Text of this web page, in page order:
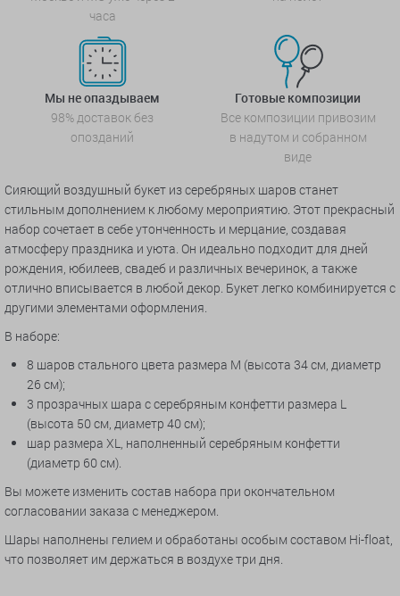
часа
Мы не опаздываем
98% доставок без
опозданий
Готовые композиции
Все композиции привозим
в надутом и собранном
виде
Сияющий воздушный букет из серебряных шаров станет
стильным дополнением к любому мероприятию. Этот прекрасный
набор сочетает в себе утонченность и мерцание, создавая
атмосферу праздника и уюта. Он идеально подходит для дней
рождения, юбилеев, свадеб и различных вечеринок, а также
отлично вписывается в любой декор. Букет легко комбинируется с
другими элементами оформления.
В наборе:
8 шаров стального цвета размера М (высота 34 см, диаметр
26 см);
3 прозрачных шара с серебряным конфетти размера L
(высота 50 см, диаметр 40 см);
шар размера XL, наполненный серебряным конфетти
(диаметр 60 см).
Вы можете изменить состав набора при окончательном
согласовании заказа с менеджером.
Шары наполнены гелием и обработаны особым составом Hi-float,
что позволяет им держаться в воздухе три дня.